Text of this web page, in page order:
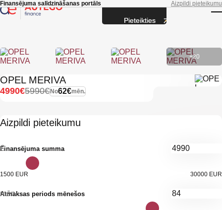
Skip to main content
Finansējuma salīdzināšanas portāls Aizpildi pieteikumu
+20
OPEL MERIVA
No62€mēn.
5990€
4990€
Aizpildi pieteikumu
Finansējuma summa
€
1500 EUR 30000 EUR
Atmaksas periods mēnešos
mēn.